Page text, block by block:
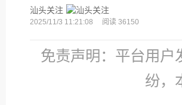
汕头关注
2025/11/3 11:21:08 阅读 36150
免责声明：平台用户
纷，